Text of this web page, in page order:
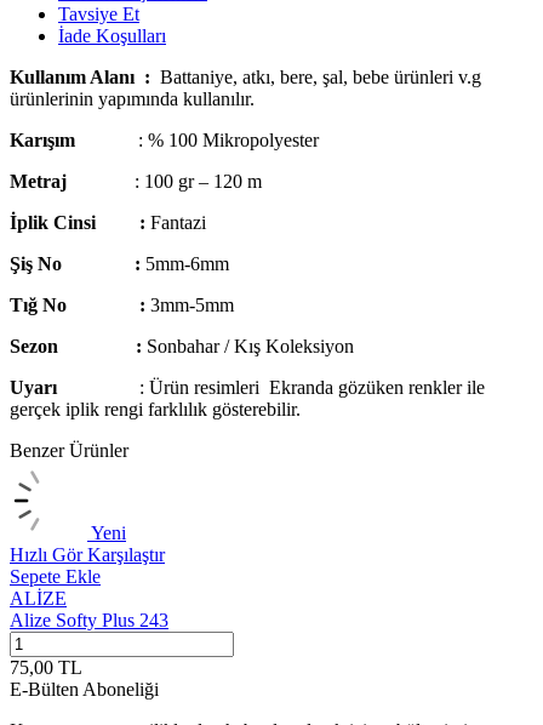
Tavsiye Et
İade Koşulları
Kullanım Alanı : Battaniye, atkı, bere, şal, bebe ürünleri v.g
ürünlerinin yapımında kullanılır.
Karışım
: % 100 Mikropolyester
Metraj
: 100 gr – 120 m
İplik Cinsi : Fantazi
Şiş No : 5mm-6mm
Tığ No : 3mm-5mm
Sezon : Sonbahar / Kış Koleksiyon
Uyarı
: Ürün resimleri Ekranda gözüken renkler ile
gerçek iplik rengi farklılık gösterebilir.
Benzer Ürünler
Yeni
Hızlı GörKarşılaştır
Sepete Ekle
ALİZE
Alize Softy Plus 243
75,00 TL
E-Bülten Aboneliği